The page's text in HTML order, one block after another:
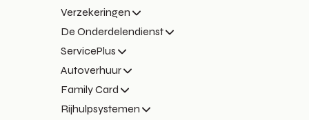
Verzekeringen
De Onderdelendienst
ServicePlus
Autoverhuur
Family Card
Rijhulpsystemen